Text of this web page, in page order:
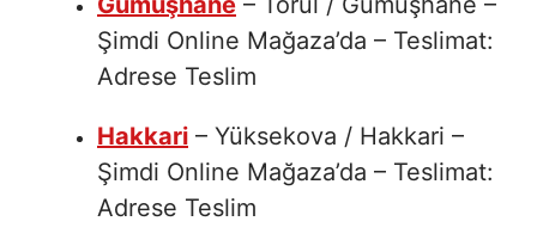
Şimdi Online Mağaza’da – Teslimat:
Adrese Teslim
Hakkari – Yüksekova / Hakkari –
Şimdi Online Mağaza’da – Teslimat:
Adrese Teslim